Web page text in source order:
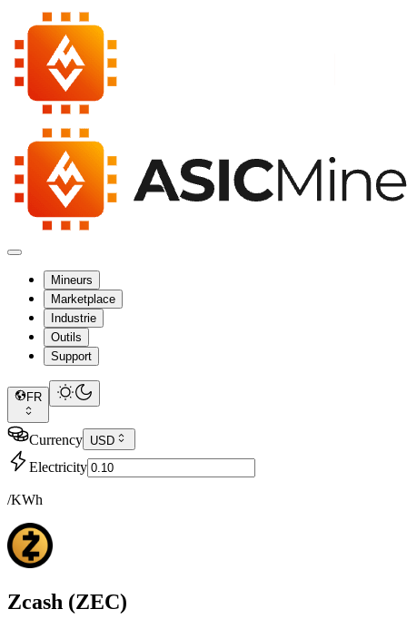
Mineurs
Marketplace
Industrie
Outils
Support
FR
Currency USD
Electricity
/KWh
Zcash (ZEC)